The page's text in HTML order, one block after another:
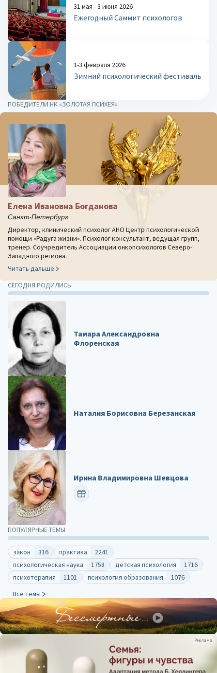
Реклама
31 мая - 3 июня 2026
Ежегодный Саммит психологов
1-3 февраля 2026
Зимний психологический фестиваль
ПОПУЛЯРНЫЕ ТЕМЫ
закон 316 практика
2241
психологическая наука
1758 детская психология
1716
психотерапия
1101 психология образования
1076
Все темы
ПОБЕДИТЕЛИ НК «ЗОЛОТАЯ ПСИХЕЯ»
Елена Ивановна Богданова
Санкт-Петербург
Директор, клинический психолог АНО Центр психологической
помощи «Радуга жизни». Психолог-консультант, ведущая групп,
тренер. Соучредитель Ассоциации онкопсихологов Северо-
Западного региона.
Читать дальше
СЕГОДНЯ РОДИЛИСЬ
Тамара Александровна
Флоренская
Наталия Борисовна Березанская
Ирина Владимировна Шевцова
ПОЗДРАВИТЬ